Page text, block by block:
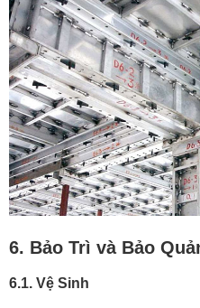
6. Bảo Trì và Bảo
6.1. Vệ Sinh